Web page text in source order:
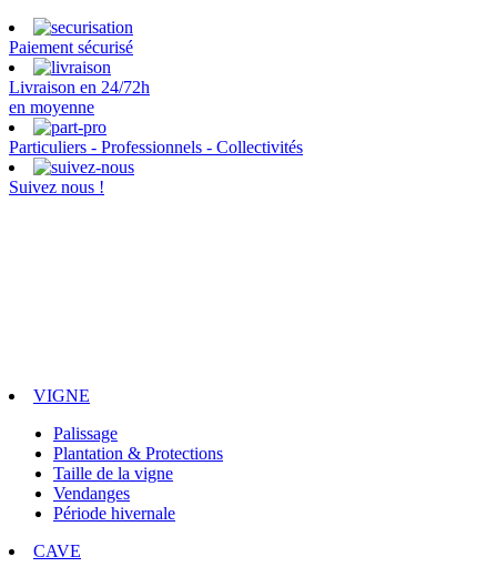
Paiement sécurisé
Livraison en 24/72h
en moyenne
Particuliers - Professionnels - Collectivités
Suivez nous !
VIGNE
Palissage
Plantation & Protections
Taille de la vigne
Vendanges
Période hivernale
CAVE